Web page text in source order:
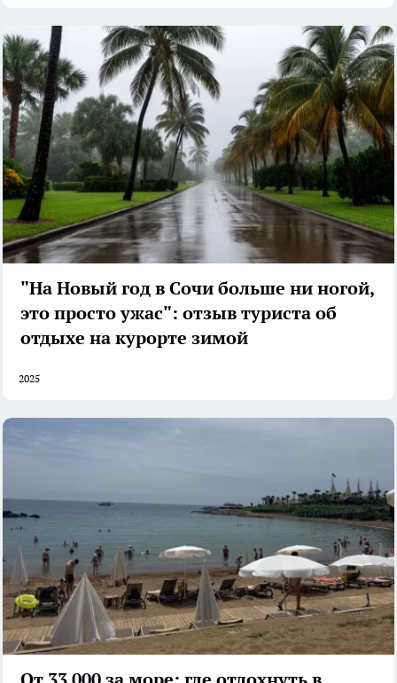
"На Новый год в Сочи больше ни ногой,
это просто ужас": отзыв туриста об
отдыхе на курорте зимой
2025